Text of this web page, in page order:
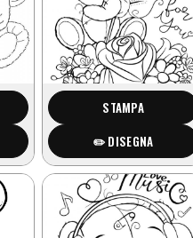
STAMPA
✏️ DISEGNA